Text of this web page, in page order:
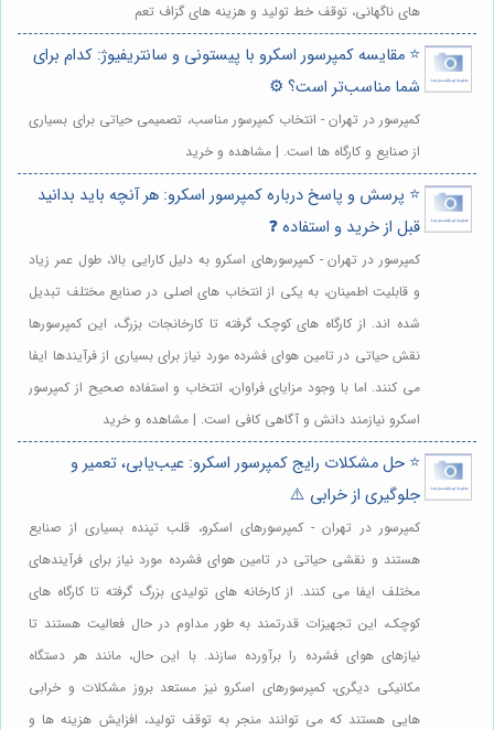
های ناگهانی، توقف خط تولید و هزینه های گزاف تعم
⭐️ مقایسه کمپرسور اسکرو با پیستونی و سانتریفیوژ: کدام برای
شما مناسب‌تر است؟ ⚙️
کمپرسور در تهران - انتخاب کمپرسور مناسب، تصمیمی حیاتی برای بسیاری
از صنایع و کارگاه ها است. | مشاهده و خرید
⭐️ پرسش و پاسخ درباره کمپرسور اسکرو: هر آنچه باید بدانید
قبل از خرید و استفاده ❓
کمپرسور در تهران - کمپرسورهای اسکرو به دلیل کارایی بالا، طول عمر زیاد
و قابلیت اطمینان، به یکی از انتخاب های اصلی در صنایع مختلف تبدیل
شده اند. از کارگاه های کوچک گرفته تا کارخانجات بزرگ، این کمپرسورها
نقش حیاتی در تامین هوای فشرده مورد نیاز برای بسیاری از فرآیندها ایفا
می کنند. اما با وجود مزایای فراوان، انتخاب و استفاده صحیح از کمپرسور
اسکرو نیازمند دانش و آگاهی کافی است. | مشاهده و خرید
⭐️ حل مشکلات رایج کمپرسور اسکرو: عیب‌یابی، تعمیر و
جلوگیری از خرابی ⚠️
کمپرسور در تهران - کمپرسورهای اسکرو، قلب تپنده بسیاری از صنایع
هستند و نقشی حیاتی در تامین هوای فشرده مورد نیاز برای فرآیندهای
مختلف ایفا می کنند. از کارخانه های تولیدی بزرگ گرفته تا کارگاه های
کوچک، این تجهیزات قدرتمند به طور مداوم در حال فعالیت هستند تا
نیازهای هوای فشرده را برآورده سازند. با این حال، مانند هر دستگاه
مکانیکی دیگری، کمپرسورهای اسکرو نیز مستعد بروز مشکلات و خرابی
هایی هستند که می توانند منجر به توقف تولید، افزایش هزینه ها و